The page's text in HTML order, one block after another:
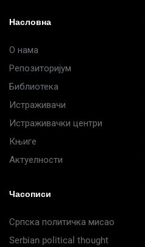
Насловна
О нама
Репозиторијум
Библиотека
Истраживачи
Истраживачки центри
Књиге
Актуелности
Часописи
Српска политичка мисао
Serbian political thought